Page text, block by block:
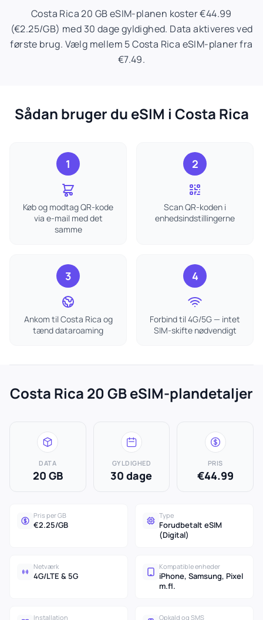
Costa Rica 20 GB eSIM-planen koster €44.99
(€2.25/GB) med 30 dage gyldighed. Data aktiveres ved
første brug. Vælg mellem 5 Costa Rica eSIM-planer fra
€7.49.
Sådan bruger du eSIM i Costa Rica
1
Køb og modtag QR-kode
via e-mail med det
samme
2
Scan QR-koden i
enhedsindstillingerne
3
Ankom til Costa Rica og
tænd dataroaming
4
Forbind til 4G/5G — intet
SIM-skifte nødvendigt
Costa Rica 20 GB eSIM-plandetaljer
DATA
20 GB
GYLDIGHED
30 dage
PRIS
€44.99
Pris per GB
€2.25/GB
Type
Forudbetalt eSIM
(Digital)
Netværk
4G/LTE & 5G
Kompatible enheder
iPhone, Samsung, Pixel
m.fl.
Installation Opkald og SMS